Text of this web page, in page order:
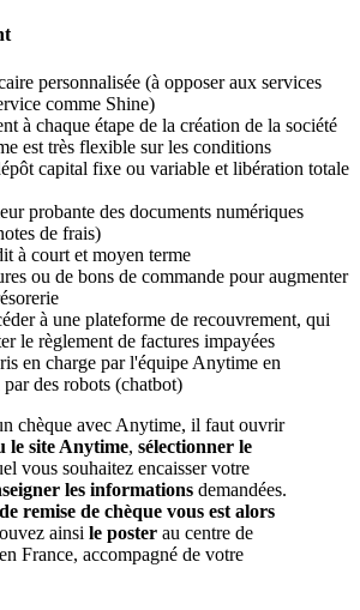
personnalisée (à opposer aux services
comme Shine)
à chaque étape de la création de la société
est très flexible sur les conditions
capital fixe ou variable et libération totale
probante des documents numériques
de frais)
à court et moyen terme
ou de bons de commande pour augmenter
à une plateforme de recouvrement, qui
le règlement de factures impayées
en charge par l'équipe Anytime en
des robots (chatbot)
chèque avec Anytime, il faut ouvrir
le site Anytime, sélectionner le
vous souhaitez encaisser votre
les informations demandées.
remise de chèque vous est alors
ainsi le poster au centre de
France, accompagné de votre